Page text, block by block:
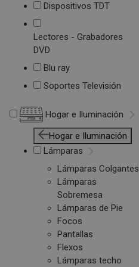
Dispositivos TDT
Lectores - Grabadores
DVD
Blu ray
Soportes Televisión
Hogar e Iluminación
Hogar e Iluminación
Lámparas
Lámparas Colgantes
Lámparas
Sobremesa
Lámparas de Pie
Focos
Pantallas
Flexos
Lámparas techo